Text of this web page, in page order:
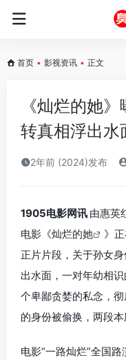
首页 • 影视资讯 • 正文
《灿烂的她
转真相浮出水
2年前 (2024)发布
1905电影网讯 由惠英
电影《灿烂的她
》
正片片段，关于孙女
出水面，一对年幼相
个卑鄙贪婪的私念，
的身份被偷换，两段本
电影“一路灿烂”全国